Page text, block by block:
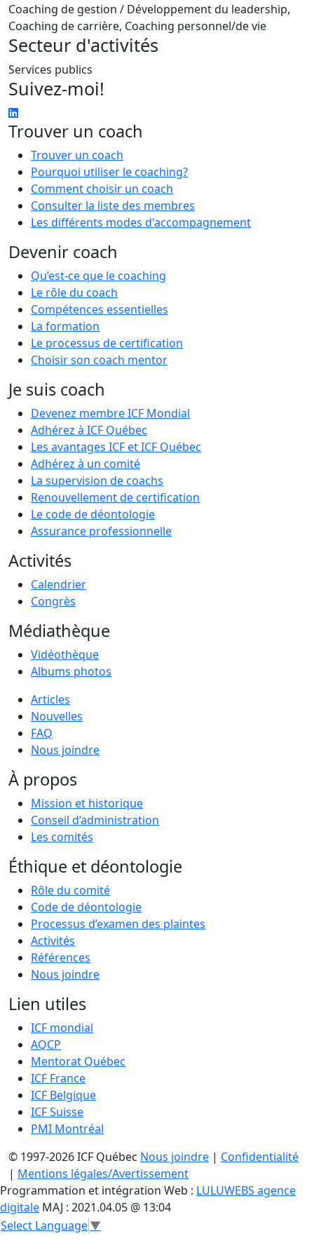
Coaching de gestion / Développement du leadership,
Coaching de carrière, Coaching personnel/de vie
Secteur d'activités
Services publics
Suivez-moi!
Trouver un coach
Trouver un coach
Pourquoi utiliser le coaching?
Comment choisir un coach
Consulter la liste des membres
Les différents modes d'accompagnement
Devenir coach
Qu’est-ce que le coaching
Le rôle du coach
Compétences essentielles
La formation
Le processus de certification
Choisir son coach mentor
Je suis coach
Devenez membre ICF Mondial
Adhérez à ICF Québec
Les avantages ICF et ICF Québec
Adhérez à un comité
La supervision de coachs
Renouvellement de certification
Le code de déontologie
Assurance professionnelle
Activités
Calendrier
Congrès
Médiathèque
Vidéothèque
Albums photos
Articles
Nouvelles
FAQ
Nous joindre
À propos
Mission et historique
Conseil d’administration
Les comités
Éthique et déontologie
Rôle du comité
Code de déontologie
Processus d’examen des plaintes
Activités
Références
Nous joindre
Lien utiles
ICF mondial
AQCP
Mentorat Québec
ICF France
ICF Belgique
ICF Suisse
PMI Montréal
© 1997-2026 ICF Québec Nous joindre | Confidentialité
| Mentions légales/Avertissement
Programmation et intégration Web : LULUWEBS agence
digitale MAJ : 2021.04.05 @ 13:04
Select Language▼